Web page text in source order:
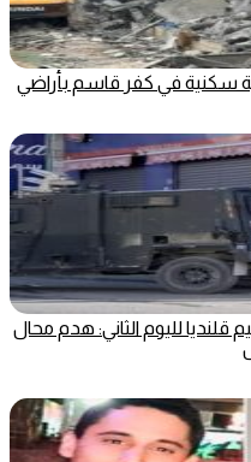
سكنية في كفر قاسم بأراضي
قلنديا لليوم الثاني: هدم محال